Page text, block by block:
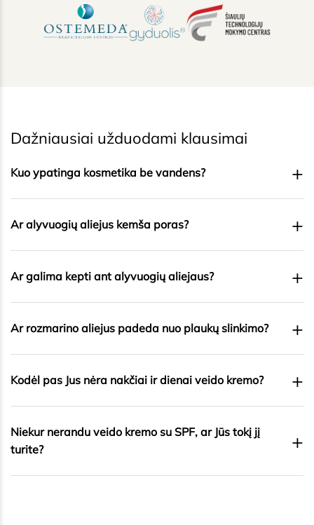
Dažniausiai užduodami klausimai
Kuo ypatinga kosmetika be vandens? +
Ar alyvuogių aliejus kemša poras? +
Ar galima kepti ant alyvuogių aliejaus? +
Ar rozmarino aliejus padeda nuo plaukų slinkimo? +
Kodėl pas Jus nėra nakčiai ir dienai veido kremo? +
Niekur nerandu veido kremo su SPF, ar Jūs tokį jį
turite?
+